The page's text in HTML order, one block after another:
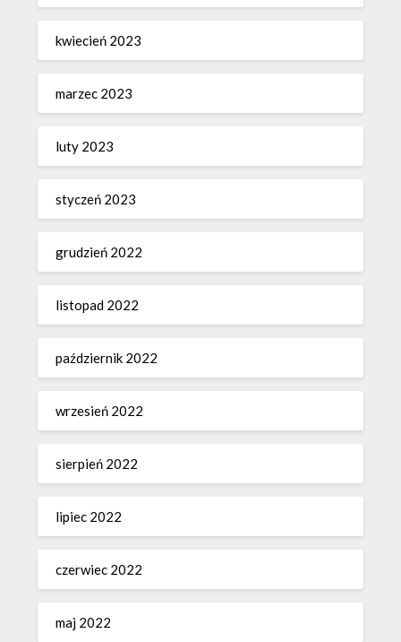
kwiecień 2023
marzec 2023
luty 2023
styczeń 2023
grudzień 2022
listopad 2022
październik 2022
wrzesień 2022
sierpień 2022
lipiec 2022
czerwiec 2022
maj 2022